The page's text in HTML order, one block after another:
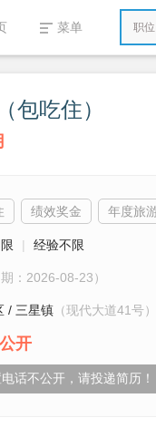
菜单 职位
包吃住）
绩效奖金 年度旅
| 经验不限
期：2026-08-23）
/ 三星镇 （现代大道41号）
开
电话不公开，请投递简